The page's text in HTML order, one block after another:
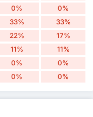
0% 0%
33% 33%
22% 17%
11% 11%
0% 0%
0% 0%